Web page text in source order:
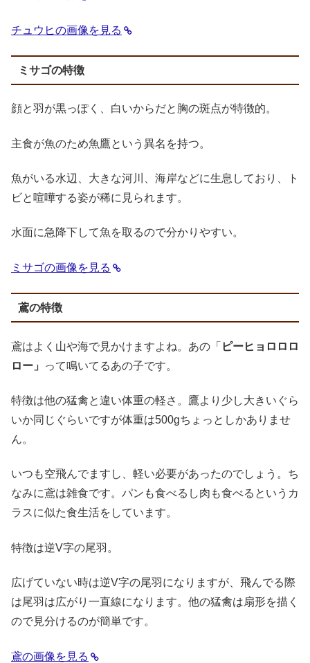
チュウヒの画像を見る
ミサゴの特徴
顔と羽が黒っぽく、白いからだと胸の斑点が特徴的。
主食が魚のため魚鷹という異名を持つ。
魚がいる水辺、大きな河川、海岸などに生息しており、ト
ビと喧嘩する姿が稀に見られます。
水面に急降下して魚を取るので分かりやすい。
ミサゴの画像を見る
鳶の特徴
鳶はよく山や海で見かけますよね。あの「 ピーヒョロロロ
ロー」
って鳴いてるあの子です。
特徴は他の猛禽と違い体重の軽さ。鷹より少し大きいぐら
いか同じぐらいですが体重は500gちょっとしかありませ
ん。
いつも空飛んでますし、軽い必要があったのでしょう。ち
なみに鳶は雑食です。パンも食べるし肉も食べるというカ
ラスに似た食生活をしています。
特徴は逆V字の尾羽。
広げていない時は逆V字の尾羽になりますが、飛んでる際
は尾羽は広がり一直線になります。他の猛禽は扇形を描く
ので見分けるのが簡単です。
鳶の画像を見る